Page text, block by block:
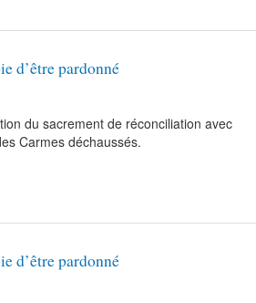
d’être pardonné
du sacrement de réconciliation avec
Carmes déchaussés.
d’être pardonné